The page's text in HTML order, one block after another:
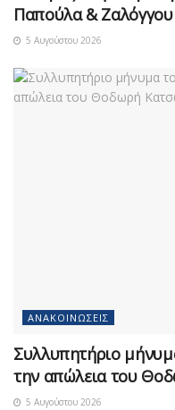
Παπούλα &
5 Αυγούστου 2026
ΑΝΑΚΟΙΝΏΣΕΙΣ
Συλλυπητήριο
την απώλεια του
5 Αυγούστου 2026